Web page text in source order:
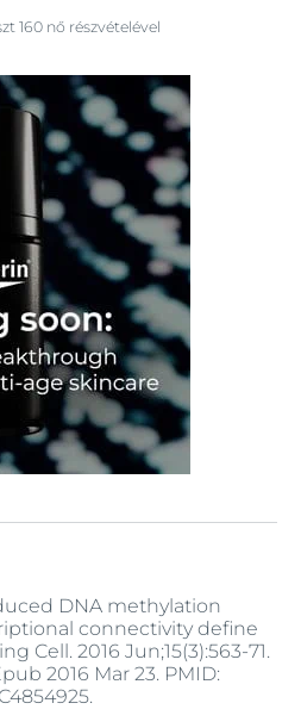
160 nő részvételével
DNA methylation
connectivity define
Cell. 2016 Jun;15(3):563-71.
2016 Mar 23. PMID: